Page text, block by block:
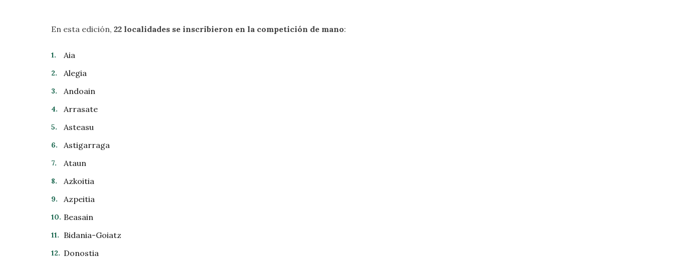
En esta edición, 22 localidades se inscribieron en la competición de mano:
Aia
Alegia
Andoain
Arrasate
Asteasu
Astigarraga
Ataun
Azkoitia
Azpeitia
Beasain
Bidania-Goiatz
Donostia